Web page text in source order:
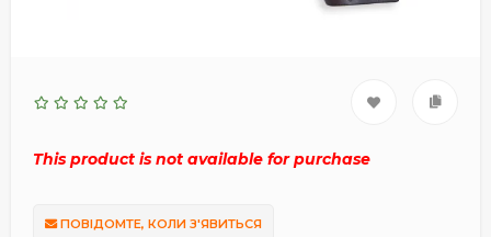
This product is not available for purchase
ПОВІДОМТЕ, КОЛИ З'ЯВИТЬСЯ